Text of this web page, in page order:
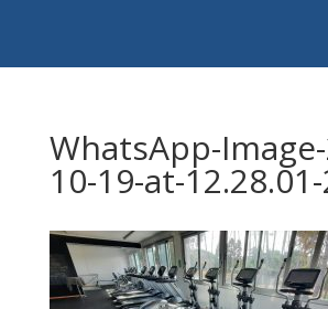
WhatsApp-
10-19-at-12.28.01-